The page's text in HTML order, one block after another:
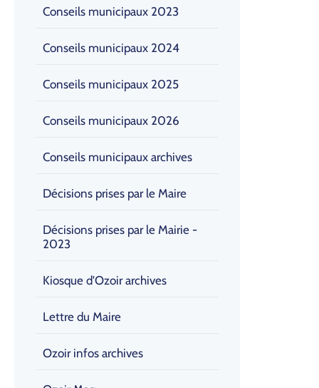
Conseils municipaux 2023
Conseils municipaux 2024
Conseils municipaux 2025
Conseils municipaux 2026
Conseils municipaux archives
Décisions prises par le Maire
Décisions prises par le Mairie -
2023
Kiosque d'Ozoir archives
Lettre du Maire
Ozoir infos archives